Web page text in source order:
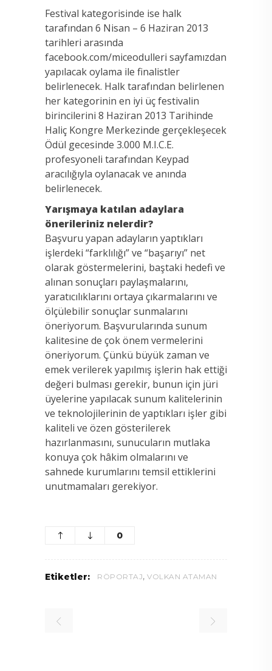
Festival kategorisinde ise halk
tarafından 6 Nisan – 6 Haziran 2013
tarihleri arasında
facebook.com/miceodulleri sayfamızdan
yapılacak oylama ile finalistler
belirlenecek. Halk tarafından belirlenen
her kategorinin en iyi üç festivalin
birincilerini 8 Haziran 2013 Tarihinde
Haliç Kongre Merkezinde gerçekleşecek
Ödül gecesinde 3.000 M.I.C.E.
profesyoneli tarafından Keypad
aracılığıyla oylanacak ve anında
belirlenecek.
Yarışmaya katılan adaylara
önerileriniz nelerdir?
Başvuru yapan adayların yaptıkları
işlerdeki “farklılığı” ve “başarıyı” net
olarak göstermelerini, baştaki hedefi ve
alınan sonuçları paylaşmalarını,
yaratıcılıklarını ortaya çıkarmalarını ve
ölçülebilir sonuçlar sunmalarını
öneriyorum. Başvurularında sunum
kalitesine de çok önem vermelerini
öneriyorum. Çünkü büyük zaman ve
emek verilerek yapılmış işlerin hak ettiği
değeri bulması gerekir, bunun için jüri
üyelerine yapılacak sunum kalitelerinin
ve teknolojilerinin de yaptıkları işler gibi
kaliteli ve özen gösterilerek
hazırlanmasını, sunucuların mutlaka
konuya çok hâkim olmalarını ve
sahnede kurumlarını temsil ettiklerini
unutmamaları gerekiyor.
0
Etiketler: RÖPORTAJ, VOLKAN ATAMAN